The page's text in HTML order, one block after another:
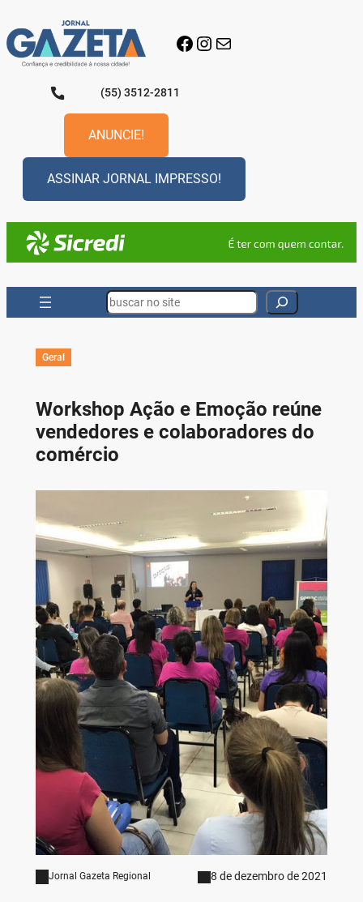
para
o
conteúdo
Facebook
Instagram
E-mail
(55) 3512-2811
ANUNCIE!
ASSINAR JORNAL IMPRESSO!
Search
Geral
Workshop Ação e Emoção reúne
vendedores e colaboradores do
comércio
Jornal Gazeta Regional 8 de dezembro de 2021